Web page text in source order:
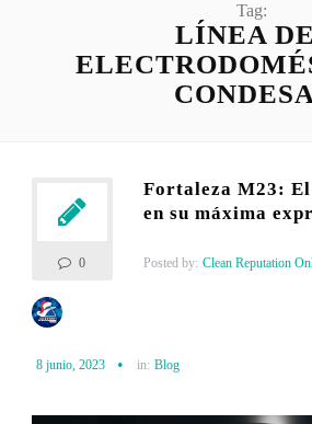
Tag:
LÍNEA DE
CONDESA
0
Fortaleza M23:
en su máxima
Posted by: Clean Reputation
8 junio, 2023 in: Blog